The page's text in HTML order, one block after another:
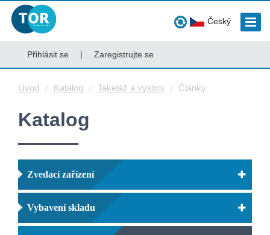
Český
Přihlásit se | Zaregistrujte se
Úvod Katalog Takeláž a výstroj Články
Katalog
Zvedací zařízení
Vybavení skladu